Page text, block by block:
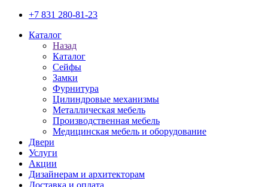
+7 831 280-81-23
Каталог
Назад
Каталог
Сейфы
Замки
Фурнитура
Цилиндровые механизмы
Металлическая мебель
Производственная мебель
Медицинская мебель и оборудование
Двери
Услуги
Акции
Дизайнерам и архитекторам
Доставка и оплата